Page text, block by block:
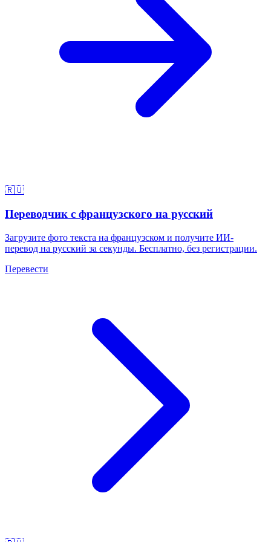
🇷🇺
Переводчик с французского на русский
Загрузите фото текста на французском и получите ИИ-
перевод на русский за секунды. Бесплатно, без регистрации.
Перевести